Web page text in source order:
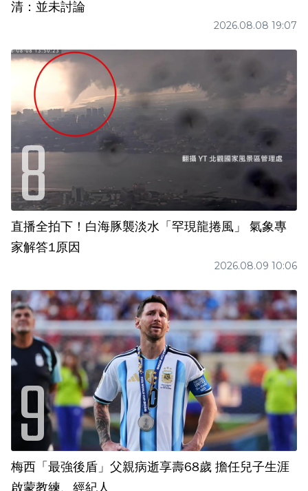
清：並未討論
2026.08.08 19:07
直播全拍下！白海豚襲淡水「罕現龍捲風」 氣象專
家解答1原因
2026.08.09 10:06
梅西「最強後盾」父親病逝享壽68歲 擔任兒子生涯
啟蒙教練、經紀人